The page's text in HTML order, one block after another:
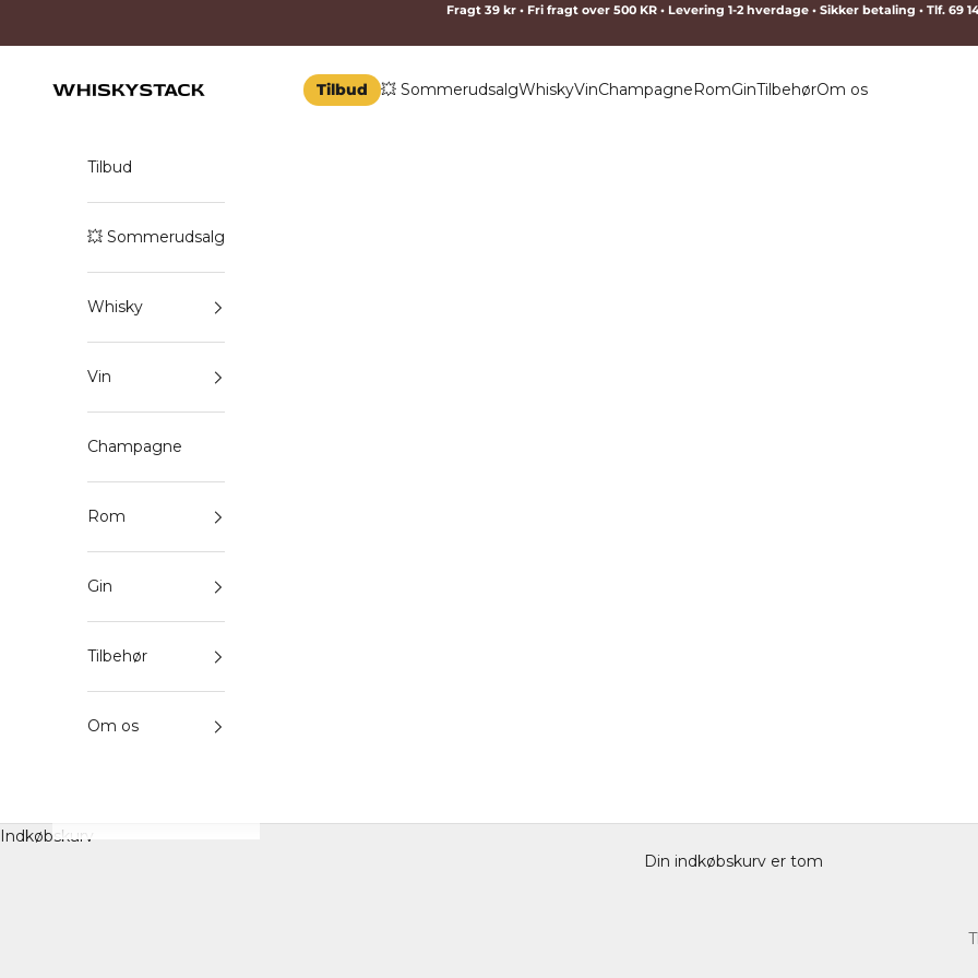
Fragt 39 kr • Fri fragt over 500 KR • Levering 1-2 hverdage • Sikker betaling • Tlf. 69
WHISKYSTACK Tilbud 💥 SommerudsalgWhiskyVinChampagneRomGinTilbehørOm os
Tilbud
💥 Sommerudsalg
Whisky
Vin
Champagne
Rom
Gin
Tilbehør
Om os
Indkøbskurv
Din indkøbskurv er tom